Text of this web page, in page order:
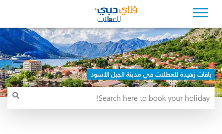
باقات زهيدة للعطلات في مدينة الجبل الأسود